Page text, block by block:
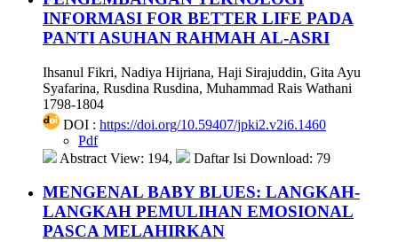
INFORMASI FOR BETTER LIFE PADA
PANTI ASUHAN RAHMAH AL-ASRI
Ihsanul Fikri, Nadiya Hijriana, Haji Sirajuddin, Gita Ayu
Syafarina, Rusdina Rusdina, Muhammad Rais Wathani
1798-1804
DOI : https://doi.org/10.59407/jpki2.v2i6.1460
Pdf
Abstract View: 194,
Daftar Isi Download: 79
MENGENAL BABY BLUES: LANGKAH-
LANGKAH PEMULIHAN EMOSIONAL
PASCA MELAHIRKAN